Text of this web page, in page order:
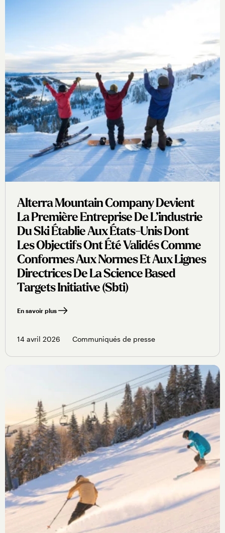
Alterra Mountain Company Devient
La Première Entreprise De L’industrie
Du Ski Établie Aux États-Unis Dont
Les Objectifs Ont Été Validés Comme
Conformes Aux Normes Et Aux Lignes
Directrices De La Science Based
Targets Initiative (sbti)
En savoir plus
14 avril 2026 Communiqués de presse